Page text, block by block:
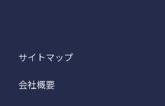
サイトマップ
会社概要